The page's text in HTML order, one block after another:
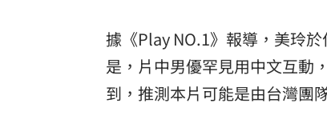
據《Play NO.1》報導，美玲
是，片中男優罕見用中文互動
到，推測本片可能是由台灣團